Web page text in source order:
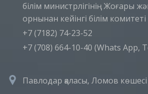
білім министрлігінің Жоғары
орнынан кейінгі білім комитеті
+7 (7182) 74-23-52
+7 (708) 664-10-40 (Whats App,
Павлодар қаласы, Ломов